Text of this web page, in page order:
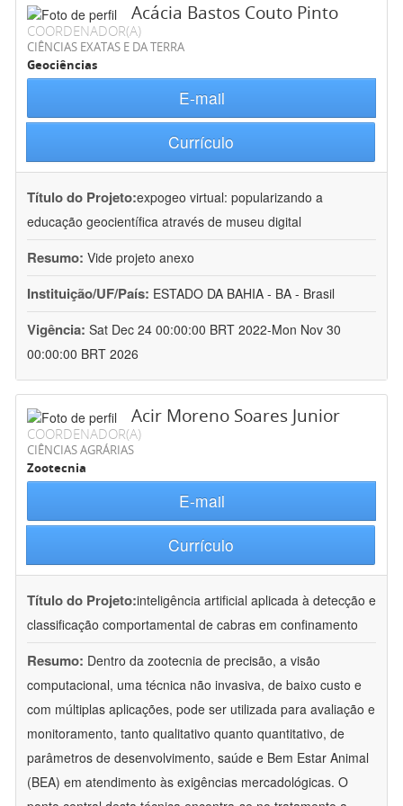
Acácia Bastos Couto Pinto
COORDENADOR(A)
CIÊNCIAS EXATAS E DA TERRA
Geociências
E-mail
Currículo
Título do Projeto:expogeo virtual: popularizando a
educação geocientífica através de museu digital
Resumo: Vide projeto anexo
Instituição/UF/País: ESTADO DA BAHIA - BA - Brasil
Vigência: Sat Dec 24 00:00:00 BRT 2022-Mon Nov 30
00:00:00 BRT 2026
Acir Moreno Soares Junior
COORDENADOR(A)
CIÊNCIAS AGRÁRIAS
Zootecnia
E-mail
Currículo
Título do Projeto:inteligência artificial aplicada à detecção e
classificação comportamental de cabras em confinamento
Resumo: Dentro da zootecnia de precisão, a visão
computacional, uma técnica não invasiva, de baixo custo e
com múltiplas aplicações, pode ser utilizada para avaliação e
monitoramento, tanto qualitativo quanto quantitativo, de
parâmetros de desenvolvimento, saúde e Bem Estar Animal
(BEA) em atendimento às exigências mercadológicas. O